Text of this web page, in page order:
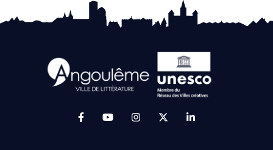
Lien vers le compte Facebook (ouverture
Lien vers la chaîne Youtube
Lien vers le compte
Lien vers le compte
Lien vers le